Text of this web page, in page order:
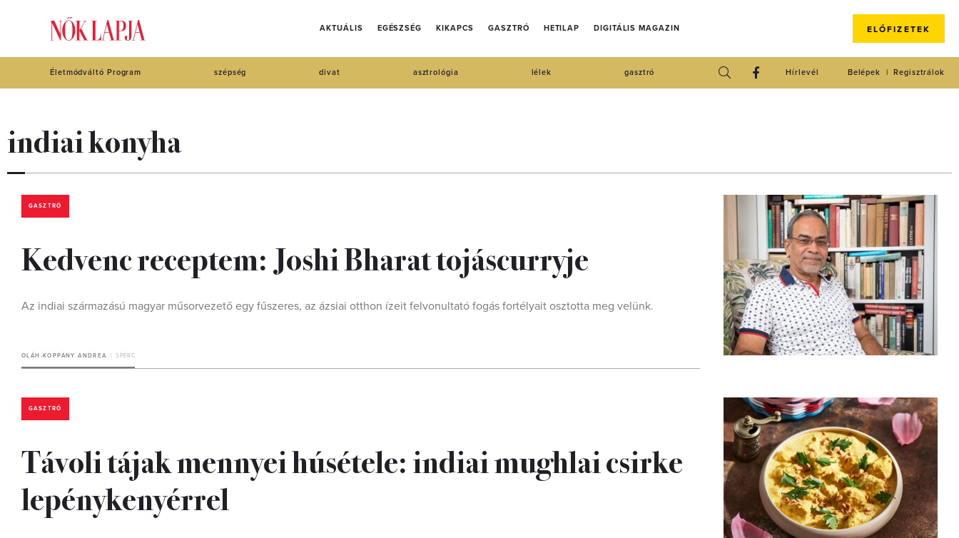
AKTUÁLIS EGÉSZSÉG KIKAPCS GASZTRÓ HETILAP DIGITÁLIS MAGAZIN ELŐFIZETEK
Életmódváltó Program szépség divat asztrológia lélek gasztró Regisztrálok
Belépek
Hírlevél
indiai konyha
GASZTRÓ
Kedvenc receptem: Joshi Bharat tojáscurryje
Az indiai származású magyar műsorvezető egy fűszeres, az ázsiai otthon ízeit felvonultató fogás fortélyait osztotta meg velünk.
OLÁH-KOPPÁNY ANDREA 3 PERC
GASZTRÓ
Távoli tájak mennyei húsétele: indiai mughlai csirke
lepénykenyérrel